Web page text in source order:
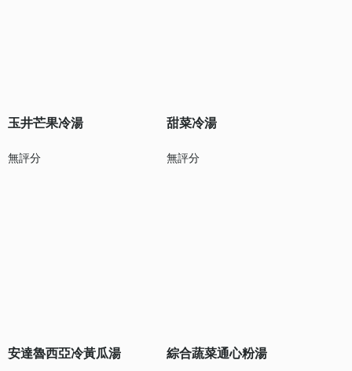
玉井芒果冷湯
無評分
甜菜冷湯
無評分
安達魯西亞冷黃瓜湯 綜合蔬菜通心粉湯